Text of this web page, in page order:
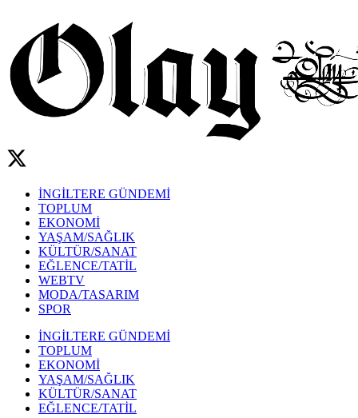
İNGİLTERE GÜNDEMİ
TOPLUM
EKONOMİ
YAŞAM/SAĞLIK
KÜLTÜR/SANAT
EĞLENCE/TATİL
WEBTV
MODA/TASARIM
SPOR
İNGİLTERE GÜNDEMİ
TOPLUM
EKONOMİ
YAŞAM/SAĞLIK
KÜLTÜR/SANAT
EĞLENCE/TATİL